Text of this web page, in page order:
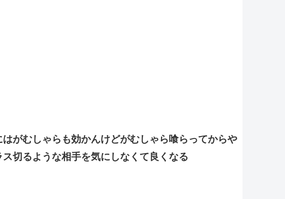
がむしゃらも効かんけどがむしゃら喰らってからや
切るような相手を気にしなくて良くなる